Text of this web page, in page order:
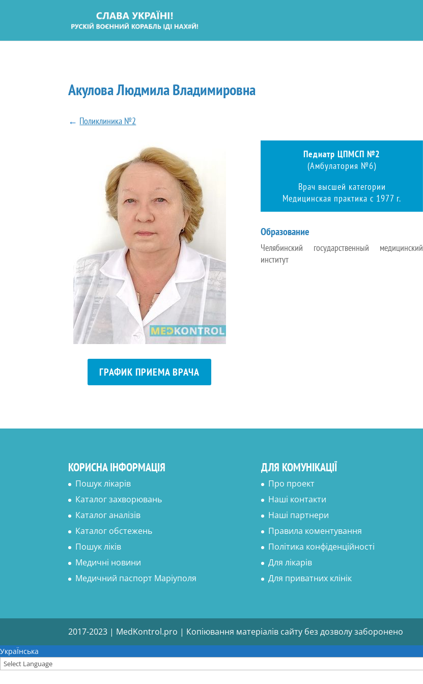
Акулова Людмила Владимировна
← Поликлиника №2
ГРАФИК ПРИЕМА ВРАЧА
Педиатр ЦПМСП №2
(Амбулатория №6)
Врач высшей категории
Медицинская практика с 1977 г.
Образование
Челябинский государственный медицинский
институт
КОРИСНА ІНФОРМАЦІЯ
Пошук лікарів
Каталог захворювань
Каталог аналізів
Каталог обстежень
Пошук ліків
Медичні новини
Медичний паспорт Маріуполя
ДЛЯ КОМУНІКАЦІЇ
Про проект
Наші контакти
Наші партнери
Правила коментування
Політика конфіденційності
Для лікарів
Для приватних клінік
2017-2023 | MedKontrol.pro | Копіювання матеріалів сайту без дозволу заборонено
УкраЇнська